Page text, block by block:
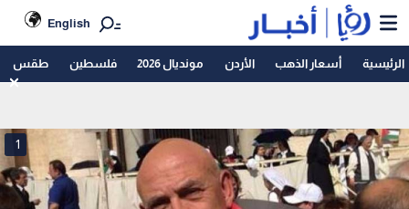
English
الرئيسية أسعار الذهب الأردن مونديال 2026 فلسطين طقس
1